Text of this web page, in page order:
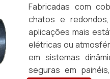
Fabricadas com
chatos e
aplicações mais
elétricas ou
em sistemas
seguras em